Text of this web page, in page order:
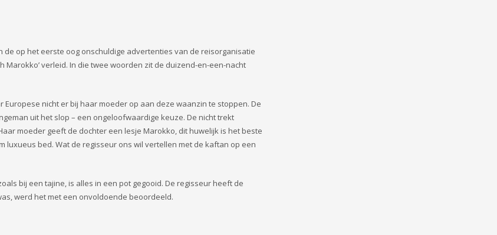
op het eerste oog onschuldige advertenties van de reisorganisatie
verleid. In die twee woorden zit de duizend-en-een-nacht
nicht er bij haar moeder op aan deze waanzin te stoppen. De
uit het slop – een ongeloofwaardige keuze. De nicht trekt
moeder geeft de dochter een lesje Marokko, dit huwelijk is het beste
bed. Wat de regisseur ons wil vertellen met de kaftan op een
bij een tajine, is alles in een pot gegooid. De regisseur heeft de
werd het met een onvoldoende beoordeeld.